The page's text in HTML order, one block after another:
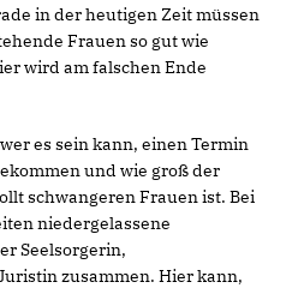
in der heutigen Zeit müssen
Frauen so gut wie
wird am falschen Ende
es sein kann, einen Termin
und wie groß der
schwangeren Frauen ist. Bei
niedergelassene
Seelsorgerin,
zusammen. Hier kann,